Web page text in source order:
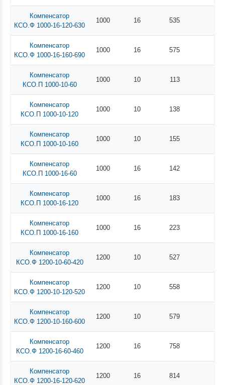
Компенсатор
КСО.Ф 1000-16-120-630
1000 16 535
Компенсатор
КСО.Ф 1000-16-160-690
1000 16 575
Компенсатор
КСО.П 1000-10-60
1000 10 113
Компенсатор
КСО.П 1000-10-120
1000 10 138
Компенсатор
КСО.П 1000-10-160
1000 10 155
Компенсатор
КСО.П 1000-16-60
1000 16 142
Компенсатор
КСО.П 1000-16-120
1000 16 183
Компенсатор
КСО.П 1000-16-160
1000 16 223
Компенсатор
КСО.Ф 1200-10-60-420
1200 10 527
Компенсатор
КСО.Ф 1200-10-120-520
1200 10 558
Компенсатор
КСО.Ф 1200-10-160-600
1200 10 579
Компенсатор
КСО.Ф 1200-16-60-460
1200 16 758
Компенсатор
КСО.Ф 1200-16-120-620
1200 16 814